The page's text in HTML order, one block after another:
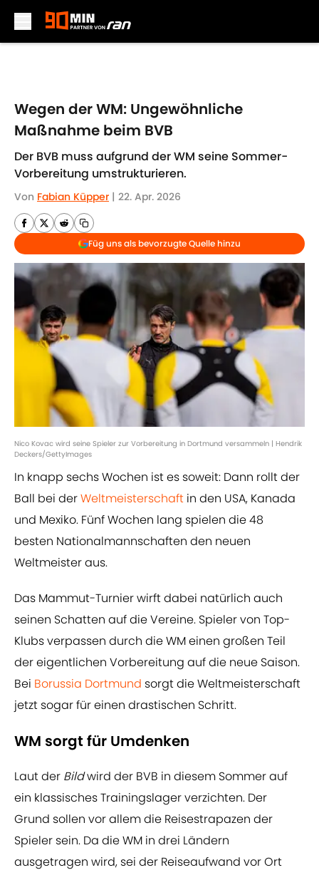
Wegen der WM: Ungewöhnliche
Maßnahme beim BVB
Der BVB muss aufgrund der WM seine Sommer-
Vorbereitung umstrukturieren.
Von Fabian Küpper | 22. Apr. 2026
Füg uns als bevorzugte Quelle hinzu
Nico Kovac wird seine Spieler zur Vorbereitung in Dortmund versammeln | Hendrik
Deckers/GettyImages
In knapp sechs Wochen ist es soweit: Dann rollt der
Ball bei derWeltmeisterschaft in den USA, Kanada
und Mexiko. Fünf Wochen lang spielen die 48
besten Nationalmannschaften den neuen
Weltmeister aus.
Das Mammut-Turnier wirft dabei natürlich auch
seinen Schatten auf die Vereine. Spieler von Top-
Klubs verpassen durch die WM einen großen Teil
der eigentlichen Vorbereitung auf die neue Saison.
Bei Borussia Dortmund sorgt die Weltmeisterschaft
jetzt sogar für einen drastischen Schritt.
WM sorgt für Umdenken
Laut der Bildwird der BVB in diesem Sommer auf
ein klassisches Trainingslager verzichten. Der
Grund sollen vor allem die Reisestrapazen der
Spieler sein. Da die WM in drei Ländern
ausgetragen wird, sei der Reiseaufwand vor Ort